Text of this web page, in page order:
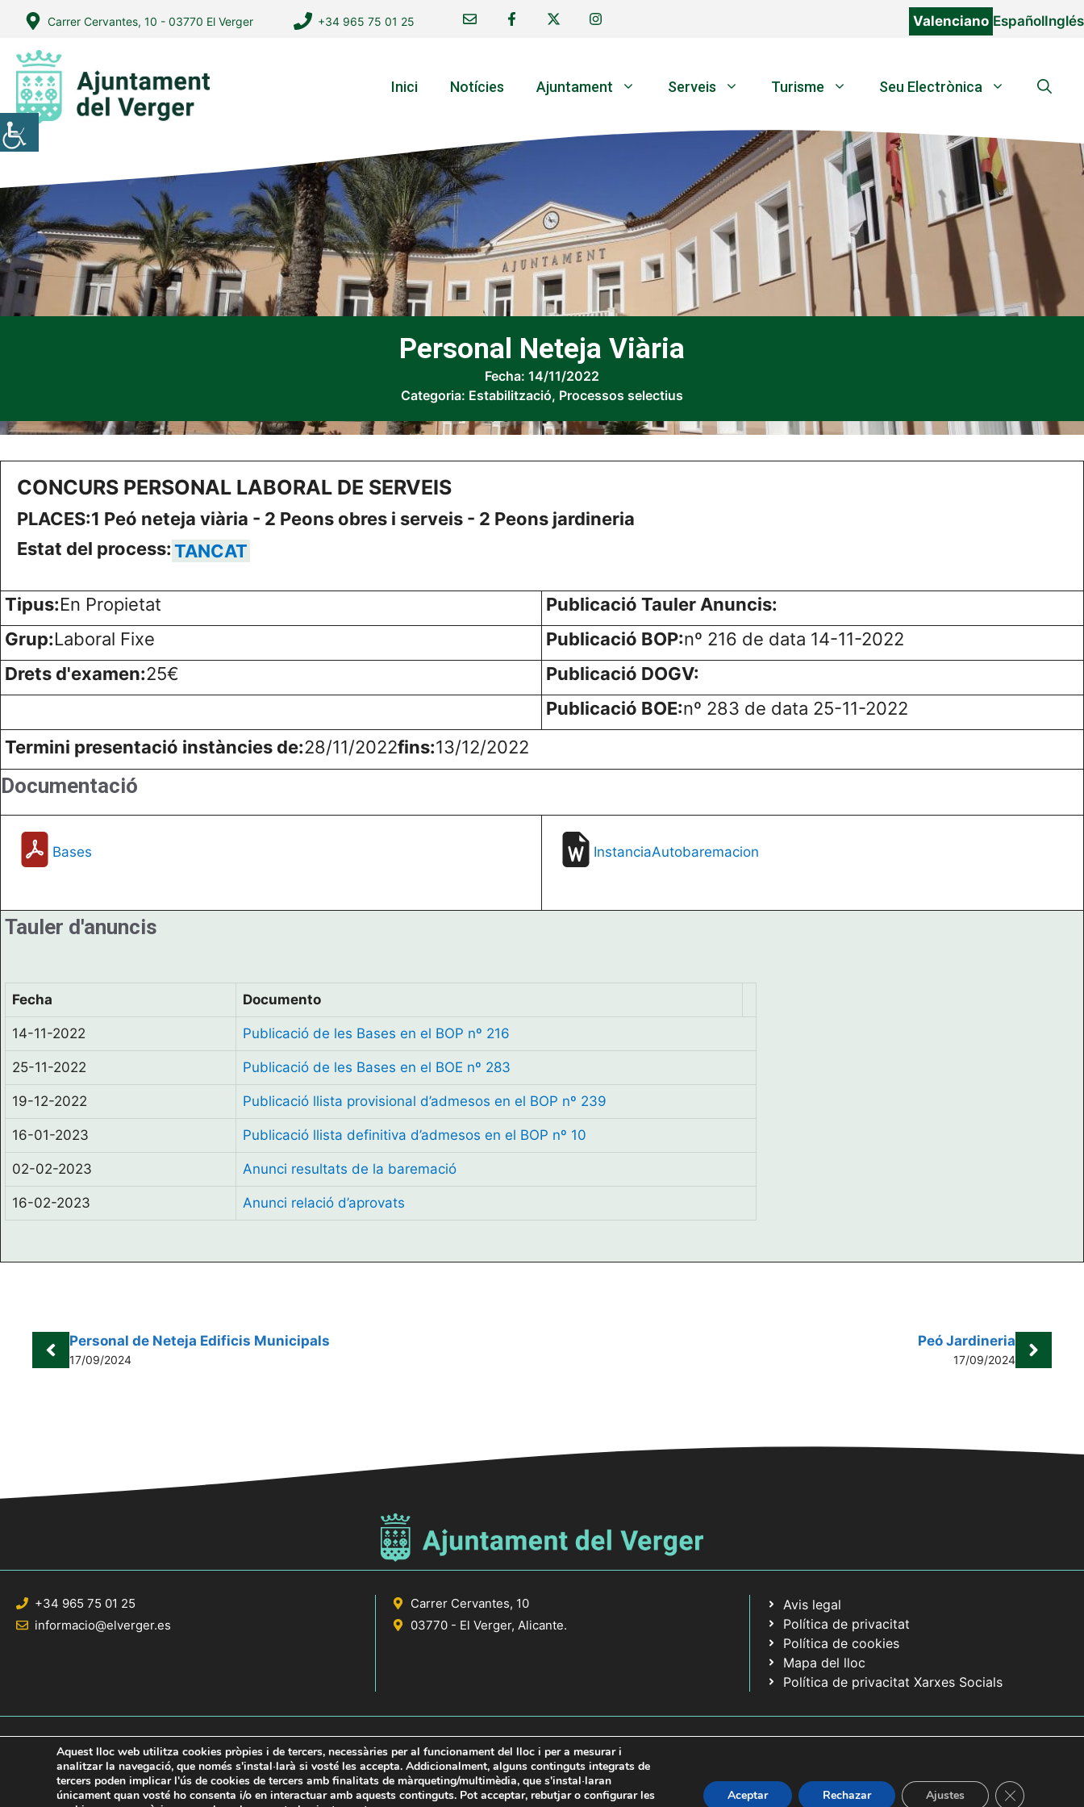
contingut
Carrer Cervantes, 10 - 03770 El Verger +34 965 75 01 25 Valenciano EspañolInglés
Inici Notícies Ajuntament Serveis Turisme Seu Electrònica
Personal Neteja Viària
Fecha: 14/11/2022
Categoria: Estabilització, Processos selectius
CONCURS PERSONAL LABORAL DE SERVEIS
PLACES:1 Peó neteja viària - 2 Peons obres i serveis - 2 Peons jardineria
Estat del process:TANCAT
Tipus:En Propietat
Grup:Laboral Fixe
Drets d'examen:25€
Publicació Tauler Anuncis:
Publicació BOP:nº 216 de data 14-11-2022
Publicació DOGV:
Publicació BOE:nº 283 de data 25-11-2022
Termini presentació instàncies de:28/11/2022fins:13/12/2022
Documentació
Bases InstanciaAutobaremacion
Tauler d'anuncis
Fecha Documento
14-11-2022 Publicació de les Bases en el BOP nº 216
25-11-2022 Publicació de les Bases en el BOE nº 283
19-12-2022 Publicació llista provisional d’admesos en el BOP nº 239
16-01-2023 Publicació llista definitiva d’admesos en el BOP nº 10
02-02-2023 Anunci resultats de la baremació
16-02-2023 Anunci relació d’aprovats
Personal de Neteja Edificis Municipals
17/09/2024
Peó Jardineria
17/09/2024
+34 965 75 01 25
informacio@elverger.es
Carrer Cervantes, 10
03770 - El Verger, Alicante.
Avis legal
Política de privacitat
Política de cookies
Mapa del lloc
Política de privacitat Xarxes Socials
© 2020 Web desarrollada por el Servicio de Informática de Diputación de Alicante
Aquest lloc web utilitza cookies pròpies i de tercers, necessàries per al funcionament del lloc i per a mesurar i
analitzar la navegació, que només s'instal·larà si vosté les accepta. Addicionalment, alguns continguts integrats de
tercers poden implicar l'ús de cookies de tercers amb finalitats de màrqueting/multimèdia, que s'instal·laran
únicament quan vosté ho consenta i/o en interactuar amb aquests continguts. Pot acceptar, rebutjar o configurar les
Aceptar Rechazar Ajustes Tanca el